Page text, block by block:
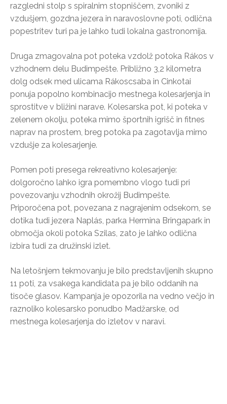
razgledni stolp s spiralnim stopniščem, zvoniki z
vzdušjem, gozdna jezera in naravoslovne poti, odlična
popestritev turi pa je lahko tudi lokalna gastronomija.
Druga zmagovalna pot poteka vzdolž potoka Rákos v
vzhodnem delu Budimpešte. Približno 3,2 kilometra
dolg odsek med ulicama Rákoscsaba in Cinkotai
ponuja popolno kombinacijo mestnega kolesarjenja in
sprostitve v bližini narave. Kolesarska pot, ki poteka v
zelenem okolju, poteka mimo športnih igrišč in fitnes
naprav na prostem, breg potoka pa zagotavlja mirno
vzdušje za kolesarjenje.
Pomen poti presega rekreativno kolesarjenje:
dolgoročno lahko igra pomembno vlogo tudi pri
povezovanju vzhodnih okrožij Budimpešte.
Priporočena pot, povezana z nagrajenim odsekom, se
dotika tudi jezera Naplás, parka Hermina Bringapark in
območja okoli potoka Szilas, zato je lahko odlična
izbira tudi za družinski izlet.
Na letošnjem tekmovanju je bilo predstavljenih skupno
11 poti, za vsakega kandidata pa je bilo oddanih na
tisoče glasov. Kampanja je opozorila na vedno večjo in
raznoliko kolesarsko ponudbo Madžarske, od
mestnega kolesarjenja do izletov v naravi.